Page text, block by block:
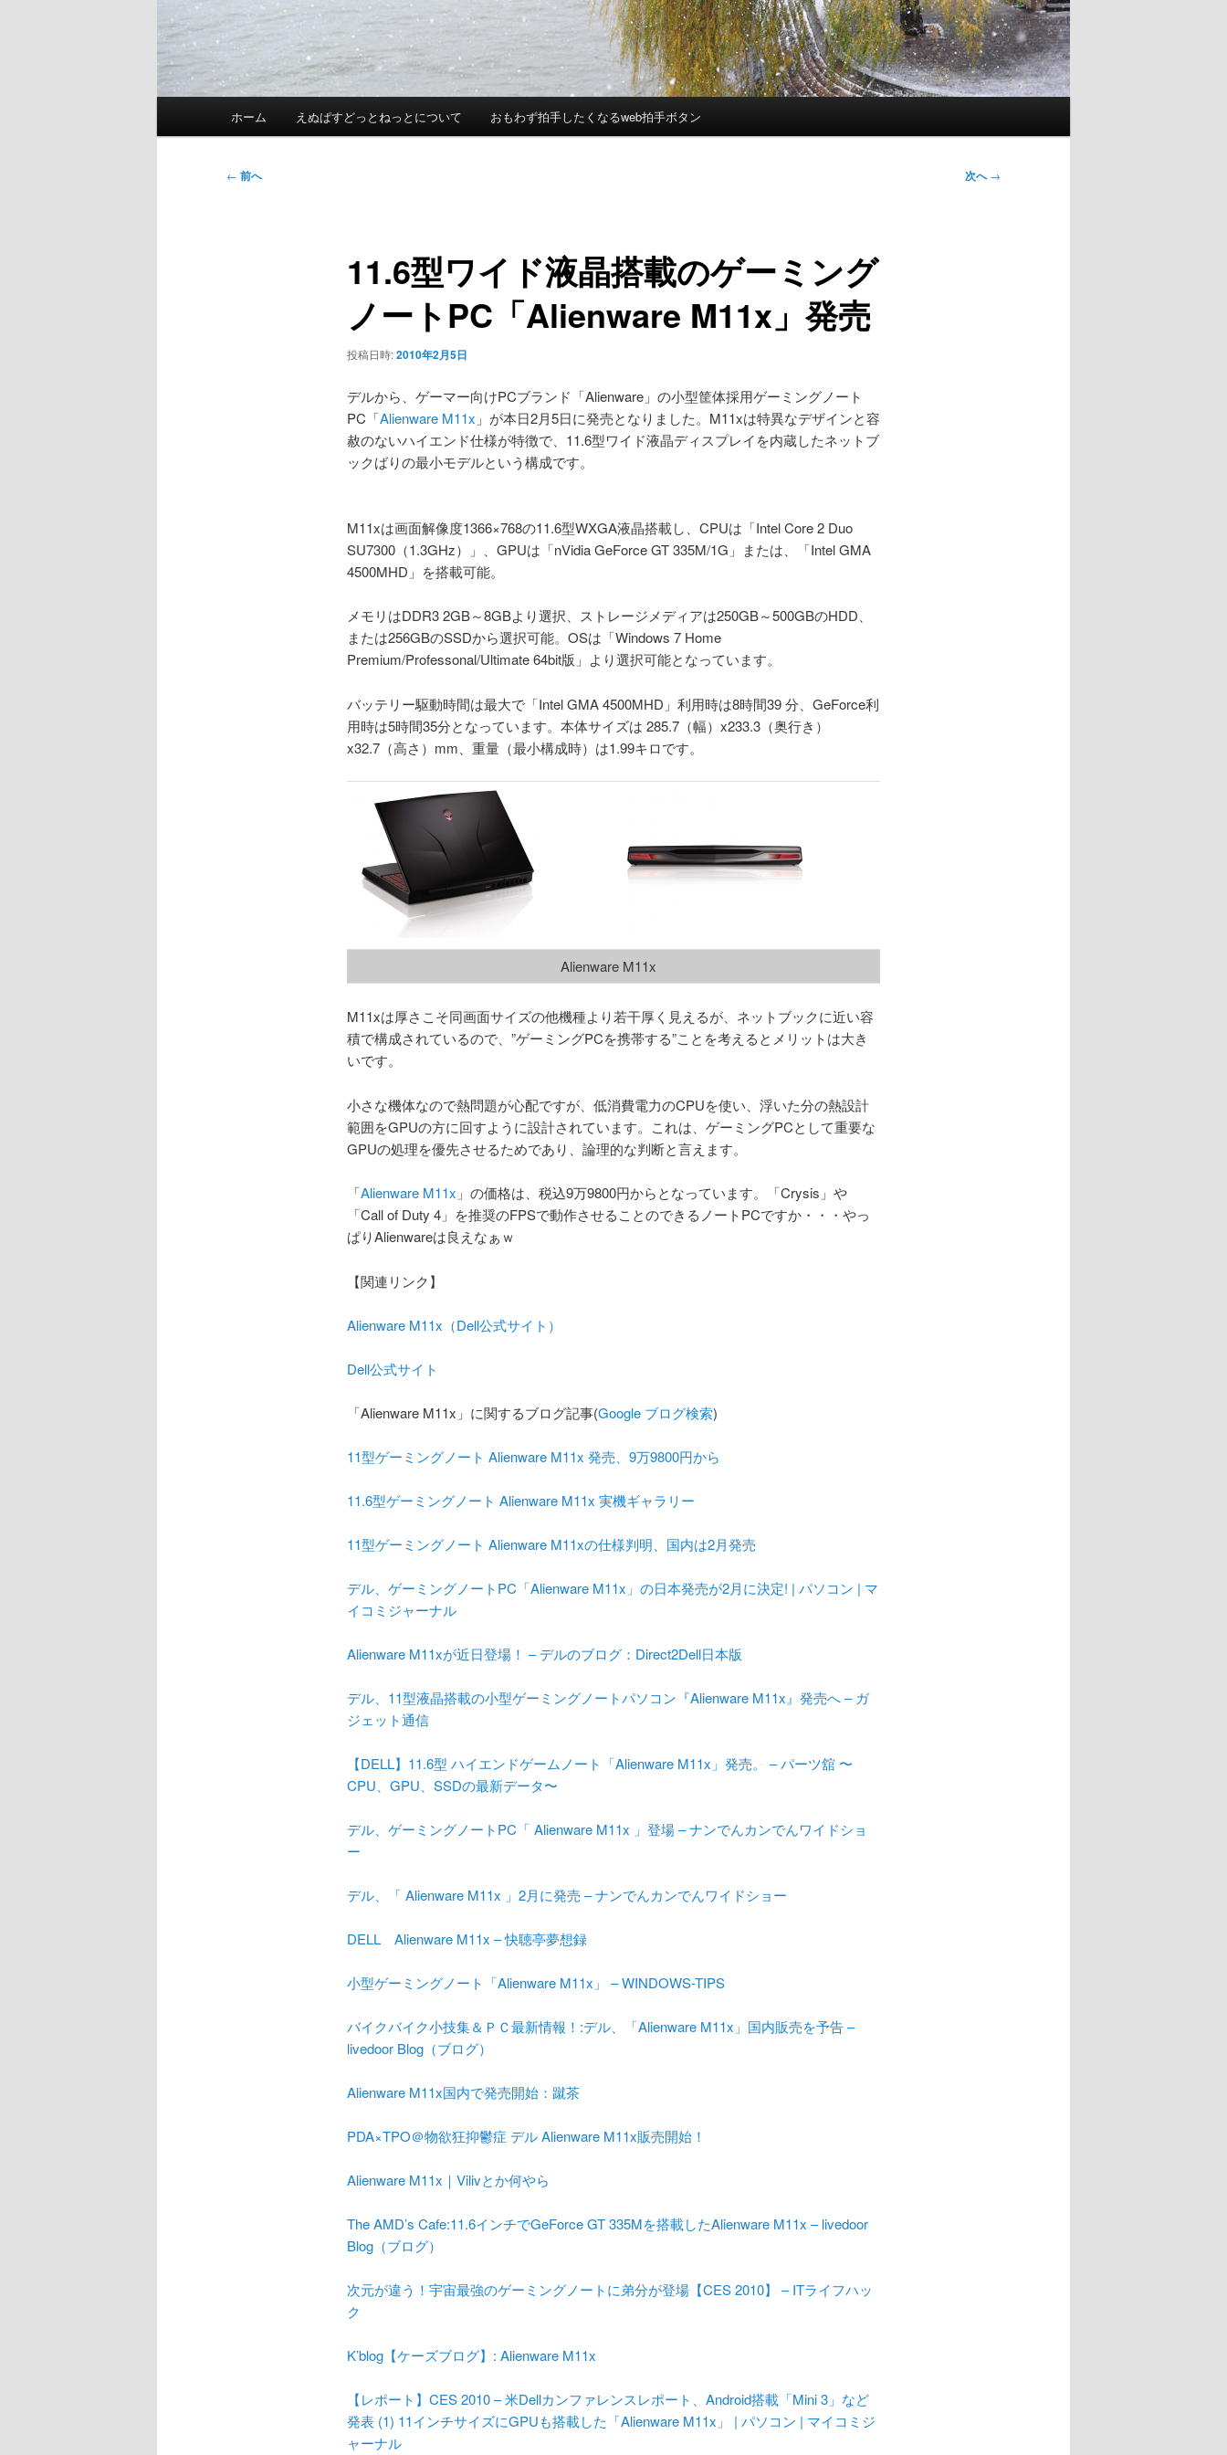
ホーム えぬぱすどっとねっとについて おもわず拍手したくなるweb拍手ボタン
投
← 前へ 次へ→
11.6型ワイド液晶搭載のゲーミング
ノートPC「Alienware M11x」発売
投稿日時:2010年2月5日
デルから、ゲーマー向けPCブランド「Alienware」の小型筐体採用ゲーミングノート
PC「Alienware M11x 」が本日2月5日に発売となりました。M11xは特異なデザインと容
赦のないハイエンド仕様が特徴で、11.6型ワイド液晶ディスプレイを内蔵したネットブ
ックばりの最小モデルという構成です。
M11xは画面解像度1366×768の11.6型WXGA液晶搭載し、CPUは「Intel Core 2 Duo
SU7300（1.3GHz）」、GPUは「nVidia GeForce GT 335M/1G」または、「Intel GMA
4500MHD」を搭載可能。
メモリはDDR3 2GB～8GBより選択、ストレージメディアは250GB～500GBのHDD、
または256GBのSSDから選択可能。OSは「Windows 7 Home
Premium/Professonal/Ultimate 64bit版」より選択可能となっています。
バッテリー駆動時間は最大で「Intel GMA 4500MHD」利用時は8時間39 分、GeForce利
用時は5時間35分となっています。本体サイズは 285.7（幅）x233.3（奥行き）
x32.7（高さ）mm、重量（最小構成時）は1.99キロです。
Alienware M11x
M11xは厚さこそ同画面サイズの他機種より若干厚く見えるが、ネットブックに近い容
積で構成されているので、”ゲーミングPCを携帯する”ことを考えるとメリットは大き
いです。
小さな機体なので熱問題が心配ですが、低消費電力のCPUを使い、浮いた分の熱設計
範囲をGPUの方に回すように設計されています。これは、ゲーミングPCとして重要な
GPUの処理を優先させるためであり、論理的な判断と言えます。
「Alienware M11x 」の価格は、税込9万9800円からとなっています。「Crysis」や
「Call of Duty 4」を推奨のFPSで動作させることのできるノートPCですか・・・やっ
ぱりAlienwareは良えなぁｗ
【関連リンク】
Alienware M11x（Dell公式サイト）
Dell公式サイト
「Alienware M11x」に関するブログ記事(Google ブログ検索)
11型ゲーミングノート Alienware M11x 発売、9万9800円から
11.6型ゲーミングノート Alienware M11x 実機ギャラリー
11型ゲーミングノート Alienware M11xの仕様判明、国内は2月発売
デル、ゲーミングノートPC「Alienware M11x」の日本発売が2月に決定! | パソコン | マ
イコミジャーナル
Alienware M11xが近日登場！ – デルのブログ：Direct2Dell日本版
デル、11型液晶搭載の小型ゲーミングノートパソコン『Alienware M11x』発売へ – ガ
ジェット通信
【DELL】11.6型 ハイエンドゲームノート「Alienware M11x」発売。 – パーツ舘 〜
CPU、GPU、SSDの最新データ〜
デル、ゲーミングノートPC「 Alienware M11x 」登場 – ナンでんカンでんワイドショ
ー
デル、「 Alienware M11x 」2月に発売 – ナンでんカンでんワイドショー
DELL Alienware M11x – 快聴亭夢想録
小型ゲーミングノート「Alienware M11x」 – WINDOWS-TIPS
バイクバイク小技集＆ＰＣ最新情報！:デル、「Alienware M11x」国内販売を予告 –
livedoor Blog（ブログ）
Alienware M11x国内で発売開始：蹴茶
PDA×TPO＠物欲狂抑鬱症 デル Alienware M11x販売開始！
Alienware M11x｜Vilivとか何やら
The AMD’s Cafe:11.6インチでGeForce GT 335Mを搭載したAlienware M11x – livedoor
Blog（ブログ）
次元が違う！宇宙最強のゲーミングノートに弟分が登場【CES 2010】 – ITライフハッ
ク
K’blog【ケーズブログ】: Alienware M11x
【レポート】CES 2010 – 米Dellカンファレンスレポート、Android搭載「Mini 3」など
発表 (1) 11インチサイズにGPUも搭載した「Alienware M11x」 | パソコン | マイコミジ
ャーナル